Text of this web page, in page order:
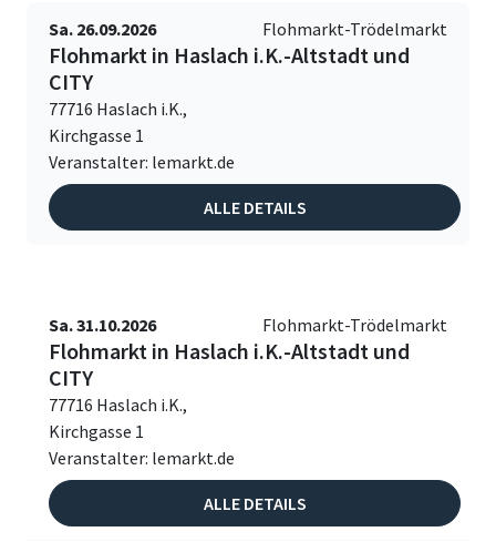
Sa. 26.09.2026 Flohmarkt-Trödelmarkt
Flohmarkt in Haslach i.K.-Altstadt und
CITY
77716 Haslach i.K.,
Kirchgasse 1
Veranstalter: lemarkt.de
ALLE DETAILS
Sa. 31.10.2026 Flohmarkt-Trödelmarkt
Flohmarkt in Haslach i.K.-Altstadt und
CITY
77716 Haslach i.K.,
Kirchgasse 1
Veranstalter: lemarkt.de
ALLE DETAILS